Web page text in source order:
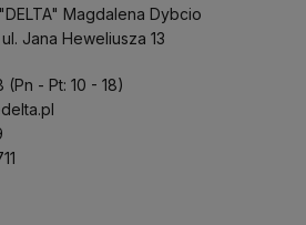
Magdalena Dybcio
Jana Heweliusza 13
(Pn - Pt: 10 - 18)